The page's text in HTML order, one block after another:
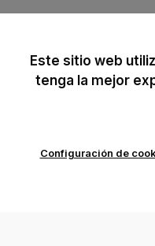
Este sitio web
tenga la mejor
Configuración de